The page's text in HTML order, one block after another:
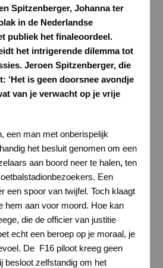
Spitzenberger, Johanna ter
in de Nederlandse
publiek het finaleoordeel.
het intrigerende dilemma tot
Jeroen Spitzenberger, die
‘Het is geen doorsnee avondje
van je verwacht op je vrije
een man met onberispelijk
het besluit genomen om een
aan boord neer te halen,ten
Een
een spoor van twijfel. Toch klaagt
hem aan voor moord. Hoe kan
die de officier van justitie
echt een beroep op je moraal, je
De F16 piloot kreeg geen
besloot zelfstandig om het